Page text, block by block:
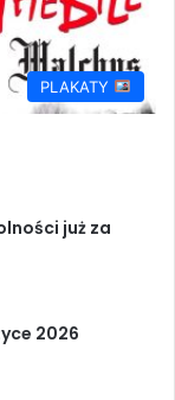
PLAKATY
już za
2026